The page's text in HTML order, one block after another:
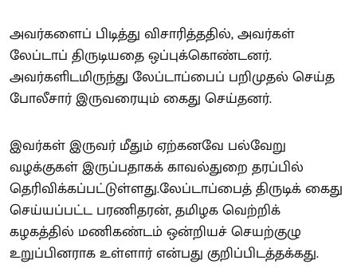
அவர்களைப் பிடித்து விசாரித்ததில், அவர்கள்
லேப்டாப் திருடியதை ஒப்புக்கொண்டனர்.
அவர்களிடமிருந்து லேப்டாப்பைப் பறிமுதல் செய்த
போலீசார் இருவரையும் கைது செய்தனர்.
இவர்கள் இருவர் மீதும் ஏற்கனவே பல்வேறு
வழக்குகள் இருப்பதாகக் காவல்துறை தரப்பில்
தெரிவிக்கப்பட்டுள்ளது.லேப்டாப்பைத் திருடிக் கைது
செய்யப்பட்ட பரணிதரன், தமிழக வெற்றிக்
கழகத்தில் மணிகண்டம் ஒன்றியச் செயற்குழு
உறுப்பினராக உள்ளார் என்பது குறிப்பிடத்தக்கது.